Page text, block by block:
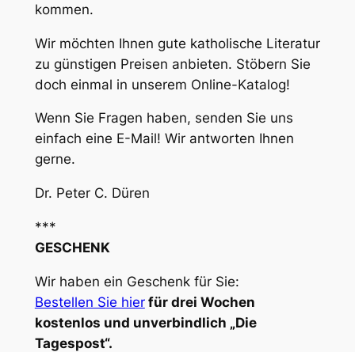
kommen.
Wir möchten Ihnen gute katholische Literatur
zu günstigen Preisen anbieten. Stöbern Sie
doch einmal in unserem Online-Katalog!
Wenn Sie Fragen haben, senden Sie uns
einfach eine E-Mail! Wir antworten Ihnen
gerne.
Dr. Peter C. Düren
***
GESCHENK
Wir haben ein Geschenk für Sie:
Bestellen Sie hier für drei Wochen
kostenlos und unverbindlich „Die
Tagespost“.